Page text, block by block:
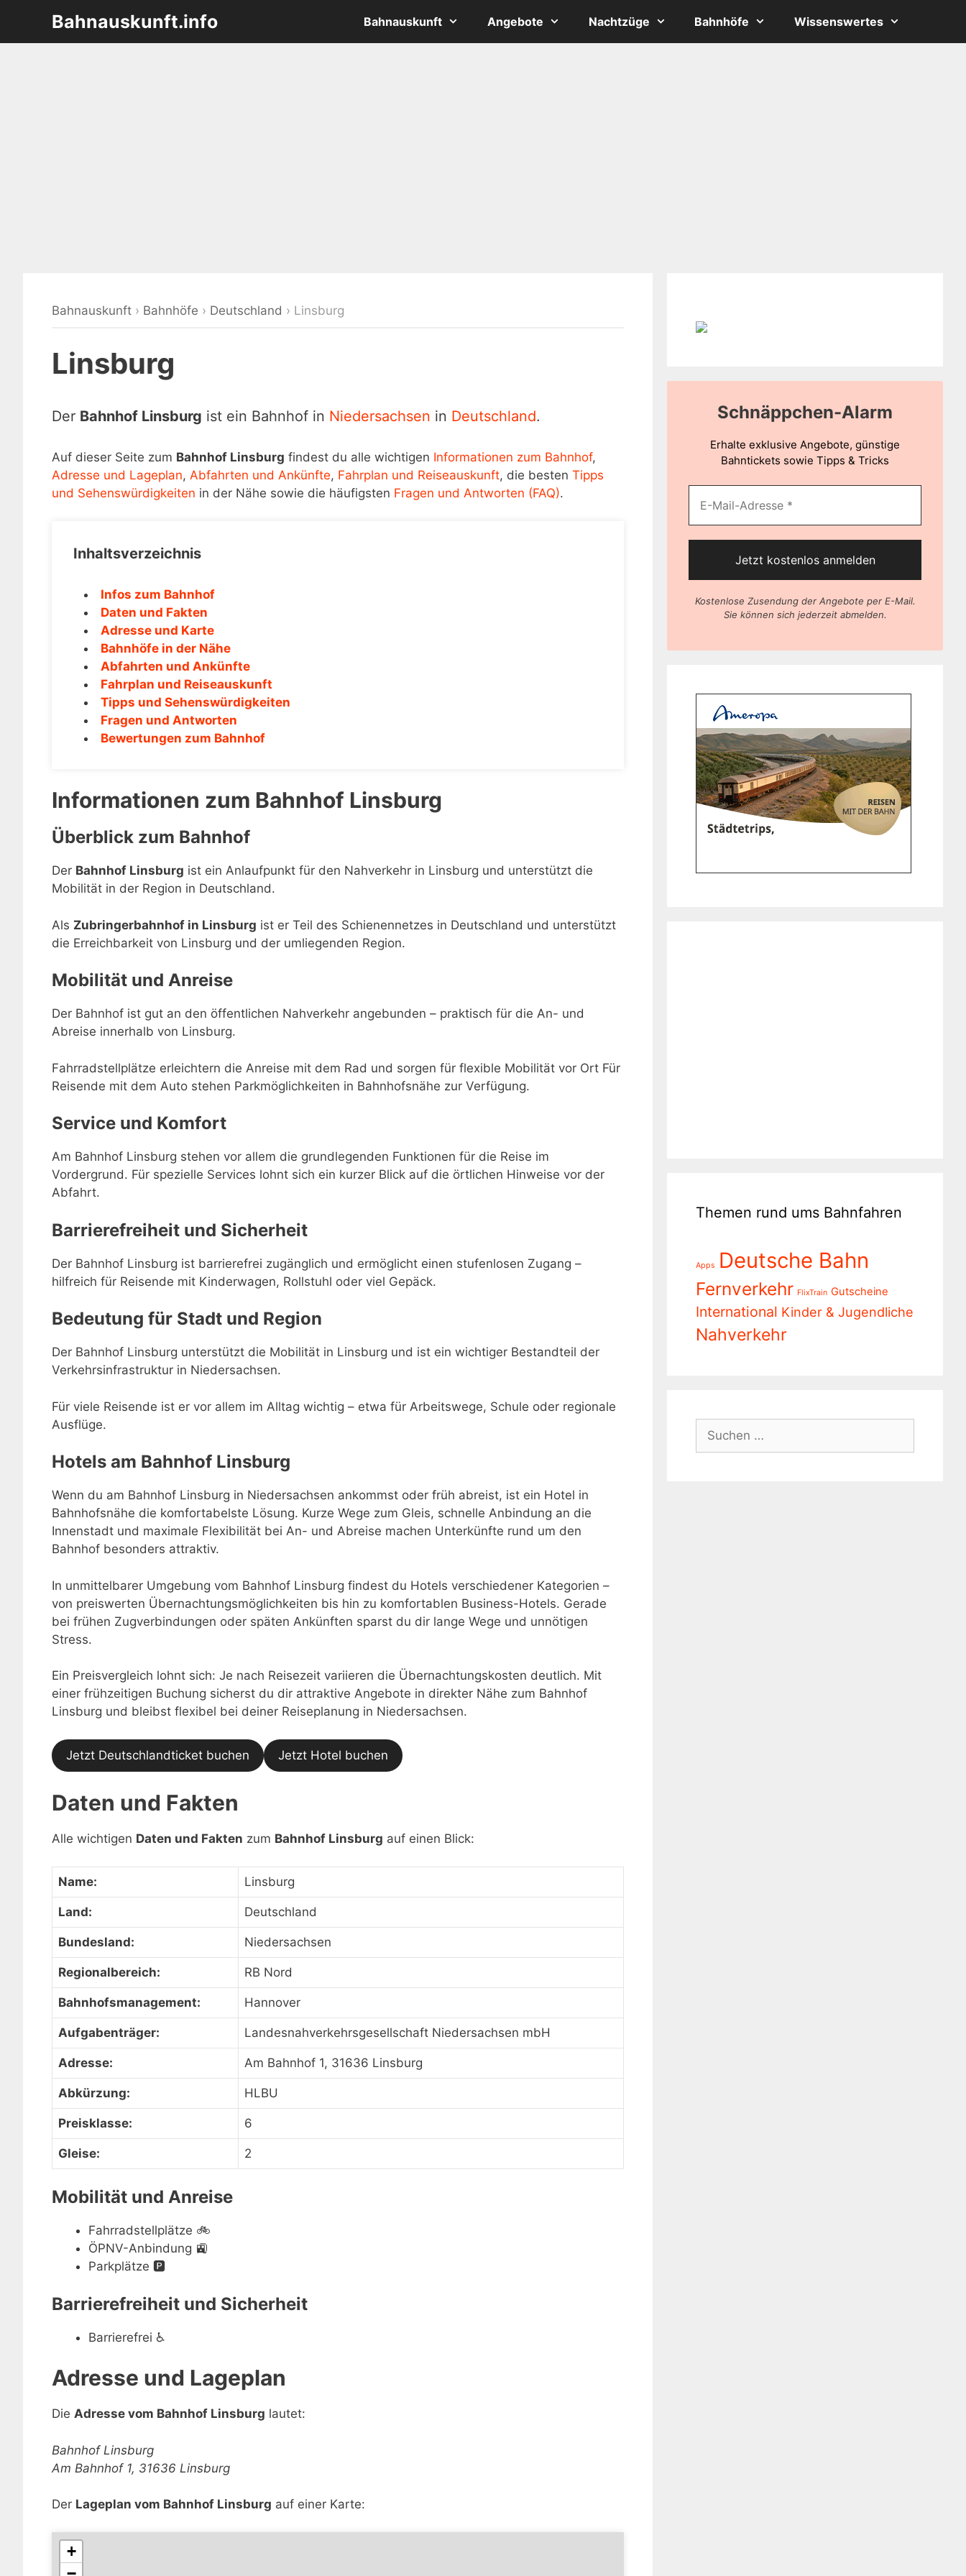
springen
Bahnauskunft.info Bahnauskunft Angebote Nachtzüge Bahnhöfe Wissenswertes
Bahnauskunft › Bahnhöfe › Deutschland › Linsburg
Linsburg
Der Bahnhof Linsburg ist ein Bahnhof in Niedersachsen in Deutschland.
Auf dieser Seite zum Bahnhof Linsburg findest du alle wichtigen Informationen zum Bahnhof,
Adresse und Lageplan, Abfahrten und Ankünfte, Fahrplan und Reiseauskunft, die besten Tipps
und Sehenswürdigkeiten in der Nähe sowie die häufigsten Fragen und Antworten (FAQ).
Inhaltsverzeichnis
Infos zum Bahnhof
Daten und Fakten
Adresse und Karte
Bahnhöfe in der Nähe
Abfahrten und Ankünfte
Fahrplan und Reiseauskunft
Tipps und Sehenswürdigkeiten
Fragen und Antworten
Bewertungen zum Bahnhof
Informationen zum Bahnhof Linsburg
Überblick zum Bahnhof
Der Bahnhof Linsburg ist ein Anlaufpunkt für den Nahverkehr in Linsburg und unterstützt die
Mobilität in der Region in Deutschland.
Als Zubringerbahnhof in Linsburg ist er Teil des Schienennetzes in Deutschland und unterstützt
die Erreichbarkeit von Linsburg und der umliegenden Region.
Mobilität und Anreise
Der Bahnhof ist gut an den öffentlichen Nahverkehr angebunden – praktisch für die An- und
Abreise innerhalb von Linsburg.
Fahrradstellplätze erleichtern die Anreise mit dem Rad und sorgen für flexible Mobilität vor Ort Für
Reisende mit dem Auto stehen Parkmöglichkeiten in Bahnhofsnähe zur Verfügung.
Service und Komfort
Am Bahnhof Linsburg stehen vor allem die grundlegenden Funktionen für die Reise im
Vordergrund. Für spezielle Services lohnt sich ein kurzer Blick auf die örtlichen Hinweise vor der
Abfahrt.
Barrierefreiheit und Sicherheit
Der Bahnhof Linsburg ist barrierefrei zugänglich und ermöglicht einen stufenlosen Zugang –
hilfreich für Reisende mit Kinderwagen, Rollstuhl oder viel Gepäck.
Bedeutung für Stadt und Region
Der Bahnhof Linsburg unterstützt die Mobilität in Linsburg und ist ein wichtiger Bestandteil der
Verkehrsinfrastruktur in Niedersachsen.
Für viele Reisende ist er vor allem im Alltag wichtig – etwa für Arbeitswege, Schule oder regionale
Ausflüge.
Hotels am Bahnhof Linsburg
Wenn du am Bahnhof Linsburg in Niedersachsen ankommst oder früh abreist, ist ein Hotel in
Bahnhofsnähe die komfortabelste Lösung. Kurze Wege zum Gleis, schnelle Anbindung an die
Innenstadt und maximale Flexibilität bei An- und Abreise machen Unterkünfte rund um den
Bahnhof besonders attraktiv.
In unmittelbarer Umgebung vom Bahnhof Linsburg findest du Hotels verschiedener Kategorien –
von preiswerten Übernachtungsmöglichkeiten bis hin zu komfortablen Business-Hotels. Gerade
bei frühen Zugverbindungen oder späten Ankünften sparst du dir lange Wege und unnötigen
Stress.
Ein Preisvergleich lohnt sich: Je nach Reisezeit variieren die Übernachtungskosten deutlich. Mit
einer frühzeitigen Buchung sicherst du dir attraktive Angebote in direkter Nähe zum Bahnhof
Linsburg und bleibst flexibel bei deiner Reiseplanung in Niedersachsen.
Jetzt Deutschlandticket buchen Jetzt Hotel buchen
Daten und Fakten
Alle wichtigen Daten und Fakten zum Bahnhof Linsburg auf einen Blick:
Name: Linsburg
Land: Deutschland
Bundesland: Niedersachsen
Regionalbereich: RB Nord
Bahnhofsmanagement: Hannover
Aufgabenträger: Landesnahverkehrsgesellschaft Niedersachsen mbH
Adresse: Am Bahnhof 1, 31636 Linsburg
Abkürzung: HLBU
Preisklasse: 6
Gleise: 2
Mobilität und Anreise
Fahrradstellplätze 🚲
ÖPNV-Anbindung 🚉
Parkplätze 🅿️
Barrierefreiheit und Sicherheit
Barrierefrei ♿
Adresse und Lageplan
Die Adresse vom Bahnhof Linsburg lautet:
Bahnhof Linsburg
Am Bahnhof 1, 31636 Linsburg
Der Lageplan vom Bahnhof Linsburg auf einer Karte:
+
Schnäppchen-Alarm
Erhalte exklusive Angebote, günstige
Bahntickets sowie Tipps & Tricks
Kostenlose Zusendung der Angebote per E-Mail.
Sie können sich jederzeit abmelden.
Themen rund ums Bahnfahren
Apps Deutsche Bahn
Fernverkehr FlixTrain Gutscheine
International Kinder & Jugendliche
Nahverkehr
nach: